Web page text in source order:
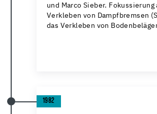
und Marco Sieber. Fokussierung
Verkleben von Dampfbremsen
das Verkleben von
1982